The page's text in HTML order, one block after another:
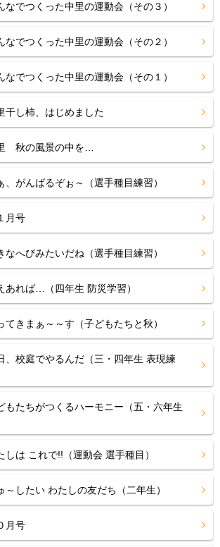
でつくった中里の運動会（その３）
でつくった中里の運動会（その２）
でつくった中里の運動会（その１）
し柿、はじめました
秋の風景の中を…
がんばるぞぉ～（選手種目練習）
月号
へびみたいだね（選手種目練習）
れば…（四年生 防災学習）
きまぁ～～す（子どもたちと秋）
校庭でやるんだ（三・四年生 表現練
たちがつくるハーモニー（五・六年生
は これで!!（運動会 選手種目）
したい わたしの友だち（二年生）
月号